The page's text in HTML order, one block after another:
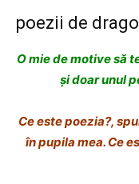
poezii de
O mie de motive să
și doar unul
Ce este poezia?,
în pupila mea. Ce